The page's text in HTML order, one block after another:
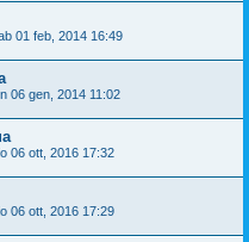
01 feb, 2014 16:49
06 gen, 2014 11:02
06 ott, 2016 17:32
06 ott, 2016 17:29